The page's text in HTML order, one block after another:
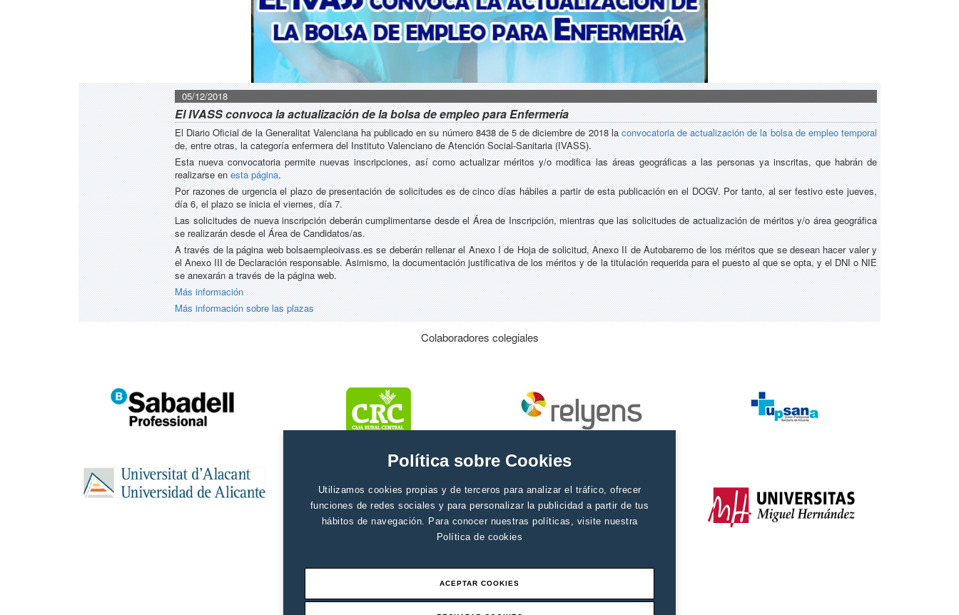
Política sobre Cookies
Utilizamos cookies propias y de terceros para analizar el tráfico, ofrecer
funciones de redes sociales y para personalizar la publicidad a partir de tus
hábitos de navegación. Para conocer nuestras políticas, visite nuestra
Política de cookies
ACEPTAR COOKIES
05/12/2018
El IVASS convoca la actualización de la bolsa de empleo para Enfermería
El Diario Oficial de la Generalitat Valenciana ha publicado en su número 8438 de 5 de diciembre de 2018 la convocatoria de actualización de la bolsa de empleo temporal
de, entre otras, la categoría enfermera del Instituto Valenciano de Atención Social-Sanitaria (IVASS).
Esta nueva convocatoria permite nuevas inscripciones, así como actualizar méritos y/o modifica las áreas geográficas a las personas ya inscritas, que habrán de
realizarse en esta página.
Por razones de urgencia el plazo de presentación de solicitudes es de cinco días hábiles a partir de esta publicación en el DOGV. Por tanto, al ser festivo este jueves,
día 6, el plazo se inicia el viernes, día 7.
Las solicitudes de nueva inscripción deberán cumplimentarse desde el Área de Inscripción, mientras que las solicitudes de actualización de méritos y/o área geográfica
se realizarán desde el Área de Candidatos/as.
A través de la página web bolsaempleoivass.es se deberán rellenar el Anexo I de Hoja de solicitud, Anexo II de Autobaremo de los méritos que se desean hacer valer y
el Anexo III de Declaración responsable. Asimismo, la documentación justificativa de los méritos y de la titulación requerida para el puesto al que se opta, y el DNI o NIE
se anexarán a través de la página web.
Más información
Más información sobre las plazas
Colaboradores colegiales